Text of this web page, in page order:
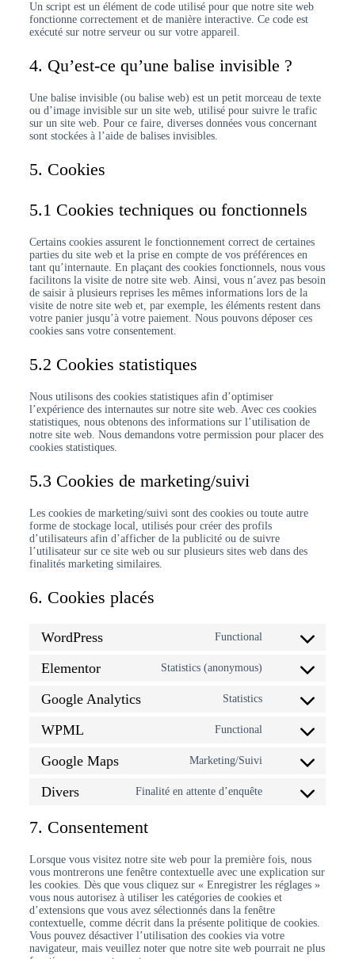
Un script est un élément de code utilisé pour que notre site web
fonctionne correctement et de manière interactive. Ce code est
exécuté sur notre serveur ou sur votre appareil.
4. Qu’est-ce qu’une balise invisible ?
Une balise invisible (ou balise web) est un petit morceau de texte
ou d’image invisible sur un site web, utilisé pour suivre le trafic
sur un site web. Pour ce faire, diverses données vous concernant
sont stockées à l’aide de balises invisibles.
5. Cookies
5.1 Cookies techniques ou fonctionnels
Certains cookies assurent le fonctionnement correct de certaines
parties du site web et la prise en compte de vos préférences en
tant qu’internaute. En plaçant des cookies fonctionnels, nous vous
facilitons la visite de notre site web. Ainsi, vous n’avez pas besoin
de saisir à plusieurs reprises les mêmes informations lors de la
visite de notre site web et, par exemple, les éléments restent dans
votre panier jusqu’à votre paiement. Nous pouvons déposer ces
cookies sans votre consentement.
5.2 Cookies statistiques
Nous utilisons des cookies statistiques afin d’optimiser
l’expérience des internautes sur notre site web. Avec ces cookies
statistiques, nous obtenons des informations sur l’utilisation de
notre site web. Nous demandons votre permission pour placer des
cookies statistiques.
5.3 Cookies de marketing/suivi
Les cookies de marketing/suivi sont des cookies ou toute autre
forme de stockage local, utilisés pour créer des profils
d’utilisateurs afin d’afficher de la publicité ou de suivre
l’utilisateur sur ce site web ou sur plusieurs sites web dans des
finalités marketing similaires.
6. Cookies placés
WordPress Functional
Elementor Statistics (anonymous)
Google Analytics Statistics
WPML Functional
Google Maps Marketing/Suivi
Divers Finalité en attente d’enquête
7. Consentement
Lorsque vous visitez notre site web pour la première fois, nous
vous montrerons une fenêtre contextuelle avec une explication sur
les cookies. Dès que vous cliquez sur « Enregistrer les réglages »
vous nous autorisez à utiliser les catégories de cookies et
d’extensions que vous avez sélectionnés dans la fenêtre
contextuelle, comme décrit dans la présente politique de cookies.
Vous pouvez désactiver l’utilisation des cookies via votre
navigateur, mais veuillez noter que notre site web pourrait ne plus